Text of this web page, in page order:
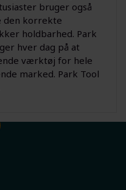
bruger også
den korrekte
holdbarhed. Park
hver dag på at
værktøj for hele
marked. Park Tool